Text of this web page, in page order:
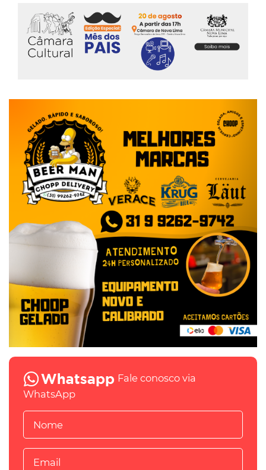
Fale conosco via
WhatsApp